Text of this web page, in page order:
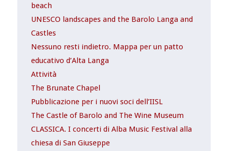
beach
UNESCO landscapes and the Barolo Langa and
Castles
Nessuno resti indietro. Mappa per un patto
educativo d’Alta Langa
Attività
The Brunate Chapel
Pubblicazione per i nuovi soci dell’IISL
The Castle of Barolo and The Wine Museum
CLASSICA. I concerti di Alba Music Festival alla
chiesa di San Giuseppe